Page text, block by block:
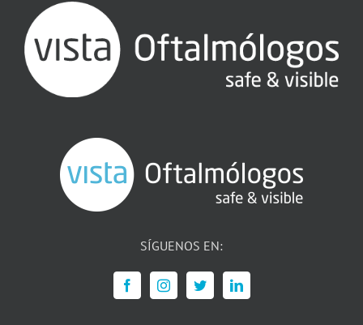
SÍGUENOS EN: